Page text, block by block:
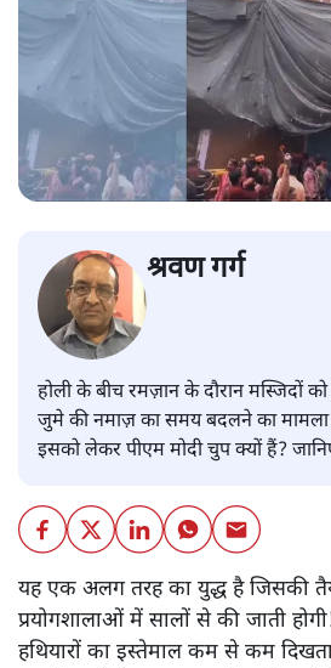
श्रवण गर्ग
होली के बीच रमज़ान के दौरान मस्जिदों
जुमे की नमाज़ का समय बदलने का मामला
इसको लेकर पीएम मोदी चुप क्यों हैं? जानिए
यह एक अलग तरह का युद्ध है जिसकी
प्रयोगशालाओं में सालों से की जाती
हथियारों का इस्तेमाल कम से कम